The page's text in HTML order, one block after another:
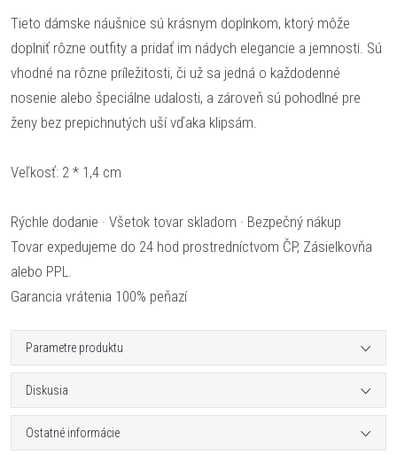
Tieto dámske náušnice sú krásnym doplnkom, ktorý môže
doplniť rôzne outfity a pridať im nádych elegancie a jemnosti. Sú
vhodné na rôzne príležitosti, či už sa jedná o každodenné
nosenie alebo špeciálne udalosti, a zároveň sú pohodlné pre
ženy bez prepichnutých uší vďaka klipsám.
Veľkosť: 2 * 1,4 cm
Rýchle dodanie · Všetok tovar skladom · Bezpečný nákup
Tovar expedujeme do 24 hod prostredníctvom ČP, Zásielkovňa
alebo PPL.
Garancia vrátenia 100% peňazí
Parametre produktu
Diskusia
Ostatné informácie